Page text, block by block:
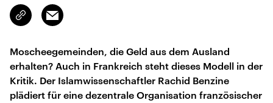
Link
kopieren/teilen
Email
Moscheegemeinden, die Geld aus dem Ausland
erhalten? Auch in Frankreich steht dieses Modell in der
Kritik. Der Islamwissenschaftler Rachid Benzine
plädiert für eine dezentrale Organisation französischer